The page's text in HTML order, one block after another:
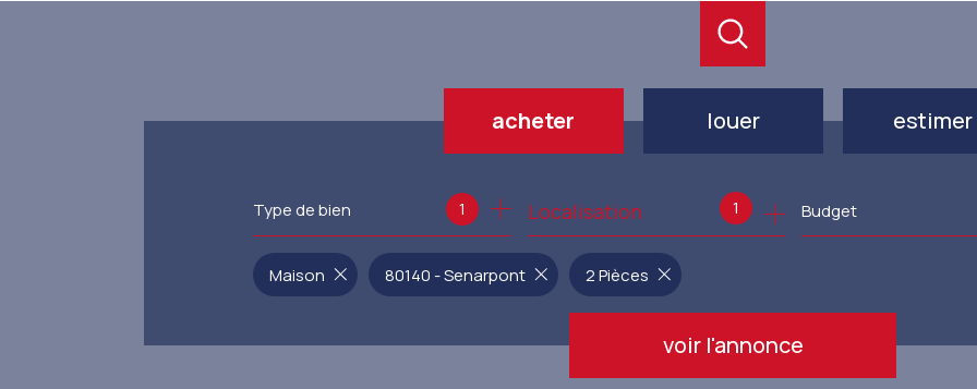
acheter
de l'ancien
de l'immo pro
louer
à l'année
de l'immo pro
estimer
Type de bien 1 1
Localisation Budget
voir l'annonce
Maison 80140 - Senarpont 2 Pièces